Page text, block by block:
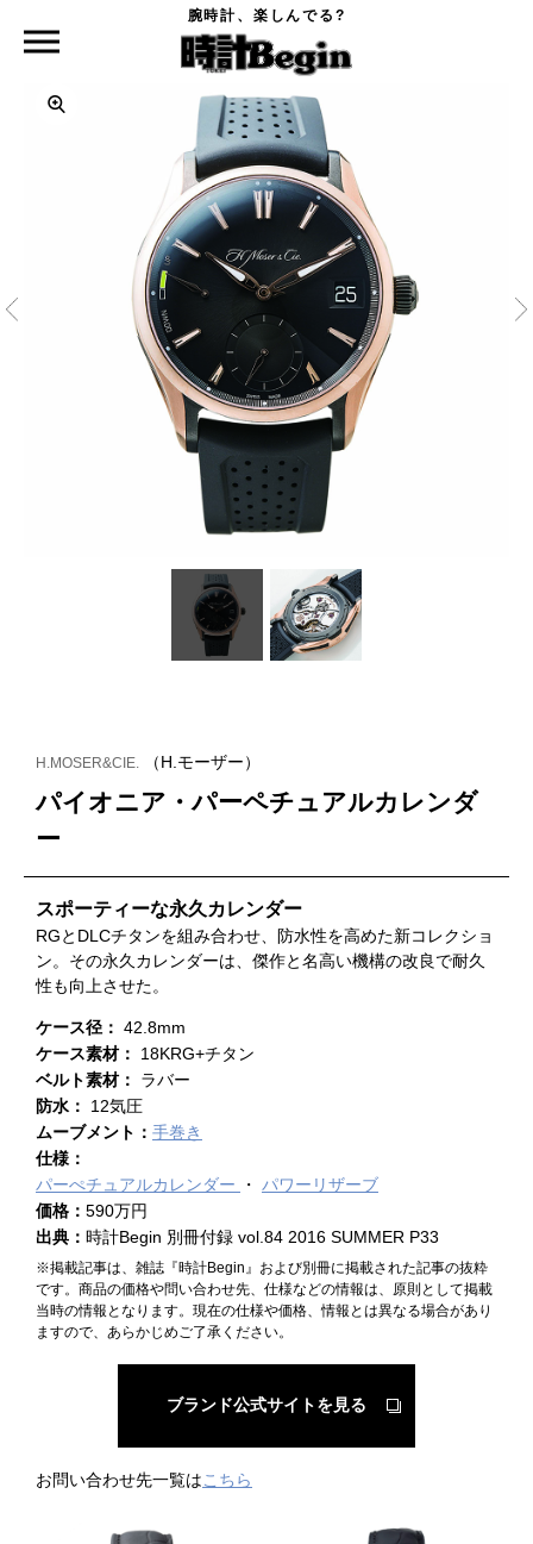
腕時計、楽しんでる?
H.MOSER&CIE. パイオニア・パーペチュアルカレンダー
H.MOSER&CIE. （H.モーザー）
パイオニア・パーペチュアルカレンダ
ー
スポーティーな永久カレンダー
RGとDLCチタンを組み合わせ、防水性を高めた新コレクショ
ン。その永久カレンダーは、傑作と名高い機構の改良で耐久
性も向上させた。
ケース径： 42.8mm
ケース素材： 18KRG+チタン
ベルト素材： ラバー
防水： 12気圧
ムーブメント： 手巻き
仕様：
パーぺチュアルカレンダー
パワーリザーブ
価格： 590万円
出典： 時計Begin 別冊付録 vol.84 2016 SUMMER P33
※掲載記事は、雑誌『時計Begin』および別冊に掲載された記事の抜粋
です。商品の価格や問い合わせ先、仕様などの情報は、原則として掲載
当時の情報となります。現在の仕様や価格、情報とは異なる場合があり
ますので、あらかじめご了承ください。
ブランド公式サイトを見る
お問い合わせ先一覧はこちら